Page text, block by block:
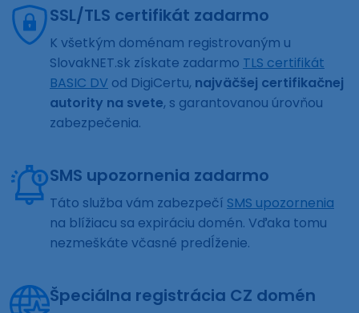
SSL/TLS certifikát zadarmo
K všetkým doménam registrovaným u
SlovakNET.sk získate zadarmo TLS certifikát
BASIC DV od DigiCertu, najväčšej certifikačnej
autority na svete, s garantovanou úrovňou
zabezpečenia.
SMS upozornenia zadarmo
Táto služba vám zabezpečí SMS upozornenia
na blížiacu sa expiráciu domén. Vďaka tomu
nezmeškáte včasné predĺženie.
Špeciálna registrácia CZ domén